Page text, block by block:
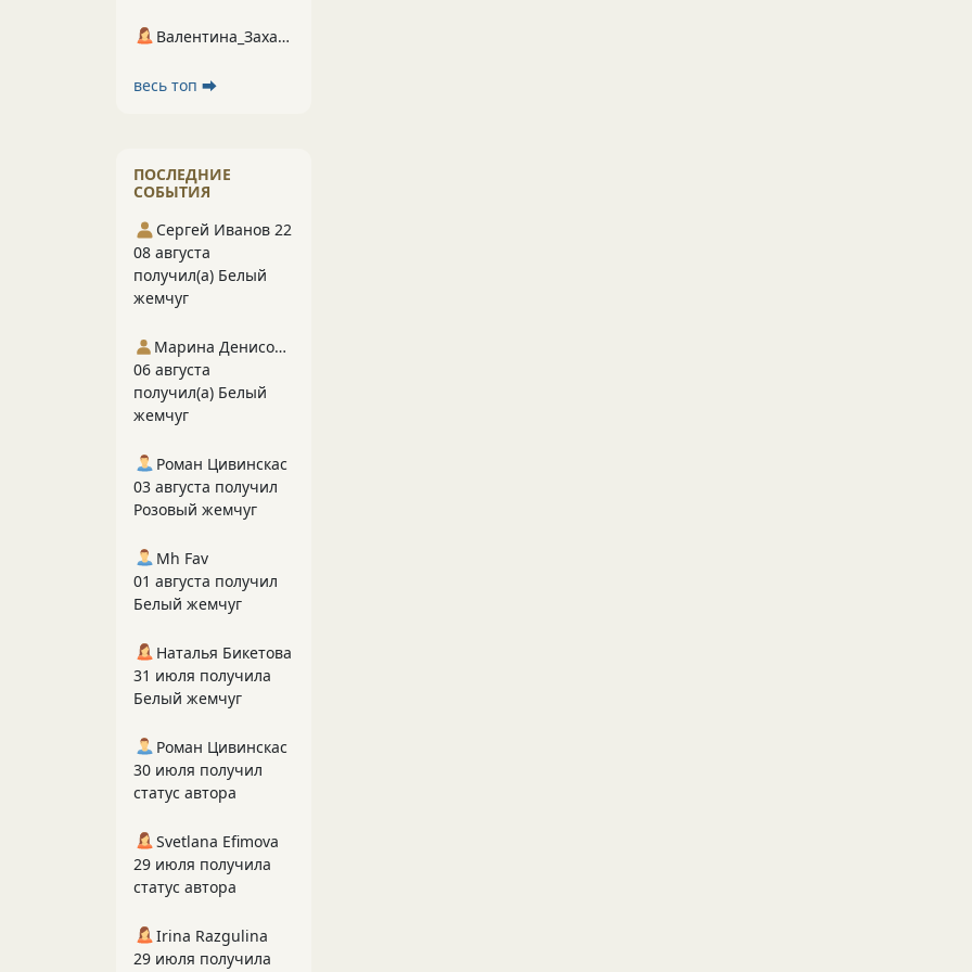
Валентина_Захарова
весь топ ⮕
ПОСЛЕДНИЕ
СОБЫТИЯ
Сергей Иванов 22
08 августа
получил(а) Белый
жемчуг
Марина Денисова 5
06 августа
получил(а) Белый
жемчуг
Роман Цивинскас
03 августа получил
Розовый жемчуг
Mh Fav
01 августа получил
Белый жемчуг
Наталья Бикетова
31 июля получила
Белый жемчуг
Роман Цивинскас
30 июля получил
статус автора
Svetlana Efimova
29 июля получила
статус автора
Irina Razgulina
29 июля получила